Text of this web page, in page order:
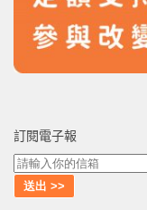
訂閱電子報